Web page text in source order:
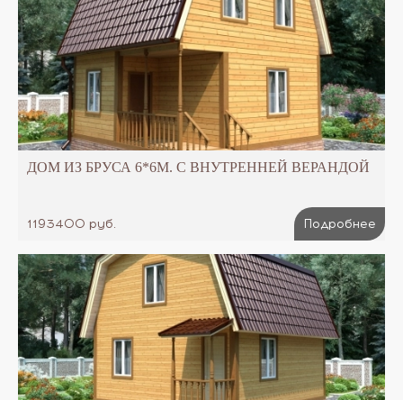
ДОМ ИЗ БРУСА 6*6М. C ВНУТРЕННЕЙ ВЕРАНДОЙ
1193400 руб. Подробнее